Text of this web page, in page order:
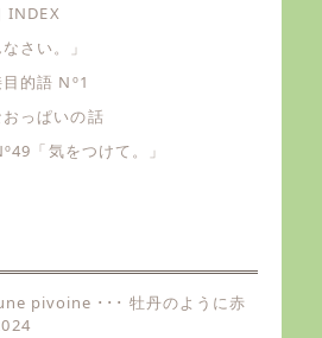
INDEX
さい。」
的語 Nº1
っぱいの話
「気をつけて。」
pivoine ･･･ 牡丹のように赤